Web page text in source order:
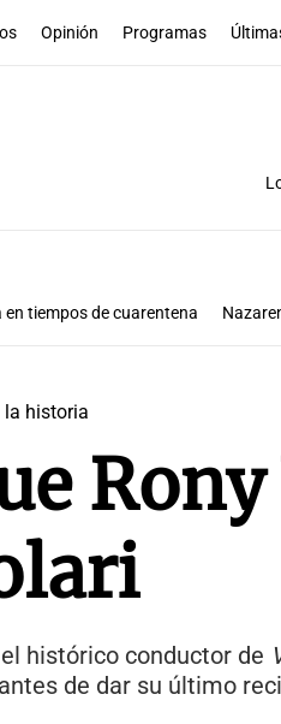
Opinión Programas
en tiempos de cuarentena
la historia
histórico conductor de
de dar su último